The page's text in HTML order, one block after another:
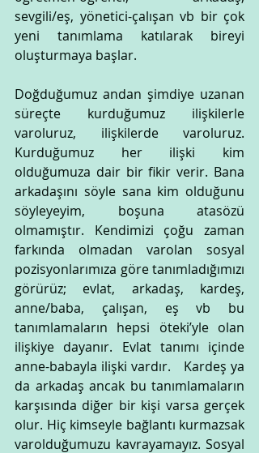
sevgili/eş, yönetici-çalışan vb bir çok
yeni tanımlama katılarak bireyi
oluşturmaya başlar.
Doğduğumuz andan şimdiye uzanan
süreçte kurduğumuz ilişkilerle
varoluruz, ilişkilerde varoluruz.
Kurduğumuz her ilişki kim
olduğumuza dair bir fikir verir. Bana
arkadaşını söyle sana kim olduğunu
söyleyeyim, boşuna atasözü
olmamıştır. Kendimizi çoğu zaman
farkında olmadan varolan sosyal
pozisyonlarımıza göre tanımladığımızı
görürüz; evlat, arkadaş, kardeş,
anne/baba, çalışan, eş vb bu
tanımlamaların hepsi öteki’yle olan
ilişkiye dayanır. Evlat tanımı içinde
anne-babayla ilişki vardır.   Kardeş ya
da arkadaş ancak bu tanımlamaların
karşısında diğer bir kişi varsa gerçek
olur. Hiç kimseyle bağlantı kurmazsak
varolduğumuzu kavrayamayız. Sosyal